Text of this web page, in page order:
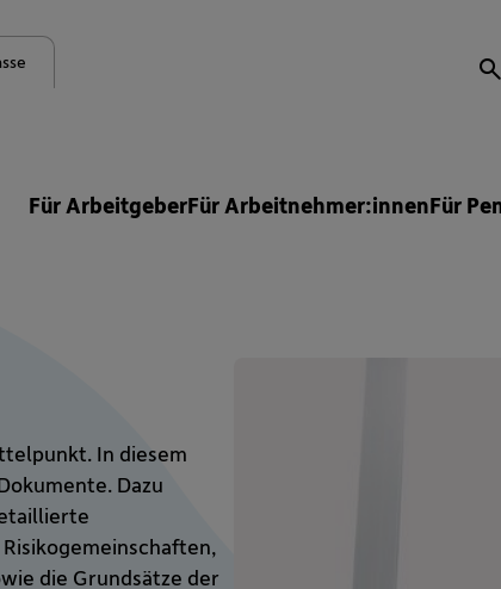
Für ArbeitgeberFür Arbeitnehmer:innenFür
In diesem
Dazu
die Grundsätze der